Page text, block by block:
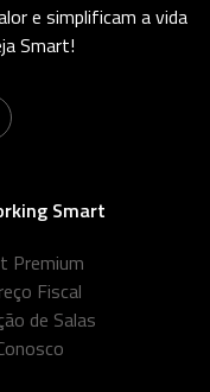
e simplificam a vida
Smart!
Smart
Premium
Fiscal
de Salas